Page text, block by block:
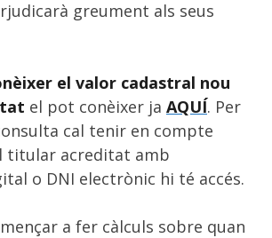
greument als seus
el valor cadastral nou
el pot conèixer ja AQUÍ. Per
cal tenir en compte
titular acreditat amb
o DNI electrònic hi té accés.
a fer càlculs sobre quan